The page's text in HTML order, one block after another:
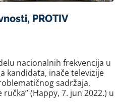
PROTIV
nacionalnih frekvencija u
kandidata, inače televizije
sadržaja,
(Happy, 7. jun 2022.) u